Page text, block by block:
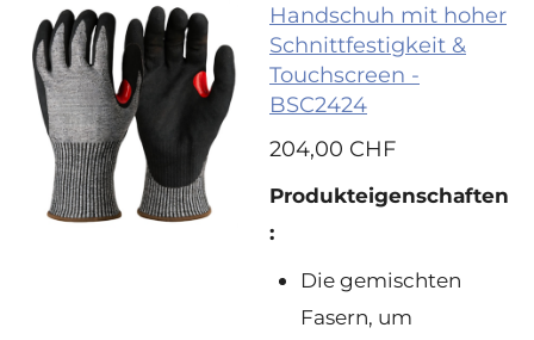
Handschuh mit hoher
Schnittfestigkeit &
Touchscreen -
BSC2424
204,00 CHF
Produkteigenschaften
:
Die gemischten
Fasern, um